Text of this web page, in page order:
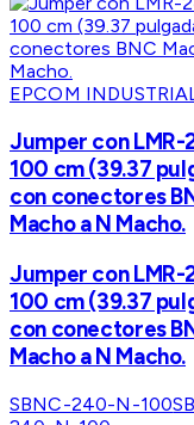
EPCOM
Jumper con
100 cm (39.37
con conectores
Macho a N Macho.
Jumper con
100 cm (39.37
con conectores
Macho a N Macho.
SBNC-240-N-100